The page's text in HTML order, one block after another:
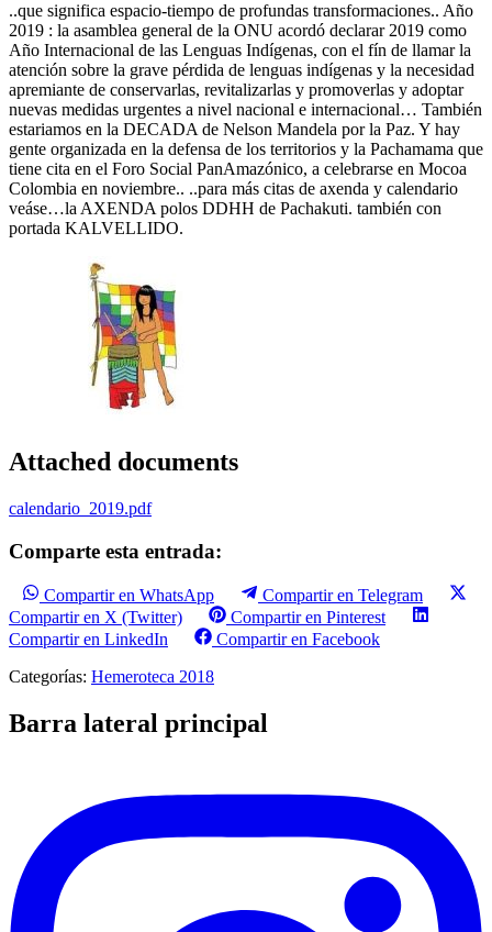
..que significa espacio-tiempo de profundas transformaciones.. Año
2019 : la asamblea general de la ONU acordó declarar 2019 como
Año Internacional de las Lenguas Indígenas, con el fín de llamar la
atención sobre la grave pérdida de lenguas indígenas y la necesidad
apremiante de conservarlas, revitalizarlas y promoverlas y adoptar
nuevas medidas urgentes a nivel nacional e internacional… También
estariamos en la DECADA de Nelson Mandela por la Paz. Y hay
gente organizada en la defensa de los territorios y la Pachamama que
tiene cita en el Foro Social PanAmazónico, a celebrarse en Mocoa
Colombia en noviembre.. ..para más citas de axenda y calendario
veáse…la AXENDA polos DDHH de Pachakuti. también con
portada KALVELLIDO.
Attached documents
calendario_2019.pdf
Comparte esta entrada:
Compartir en WhatsApp
Compartir en Telegram
Compartir en X (Twitter)
Compartir en Pinterest
Compartir en LinkedIn
Compartir en Facebook
Categorías: Hemeroteca 2018
Barra lateral principal